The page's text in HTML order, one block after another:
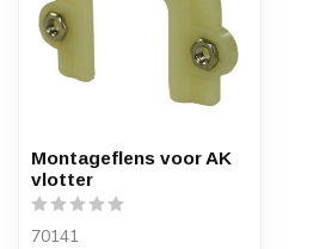
Montageflens voor AK
vlotter
70141